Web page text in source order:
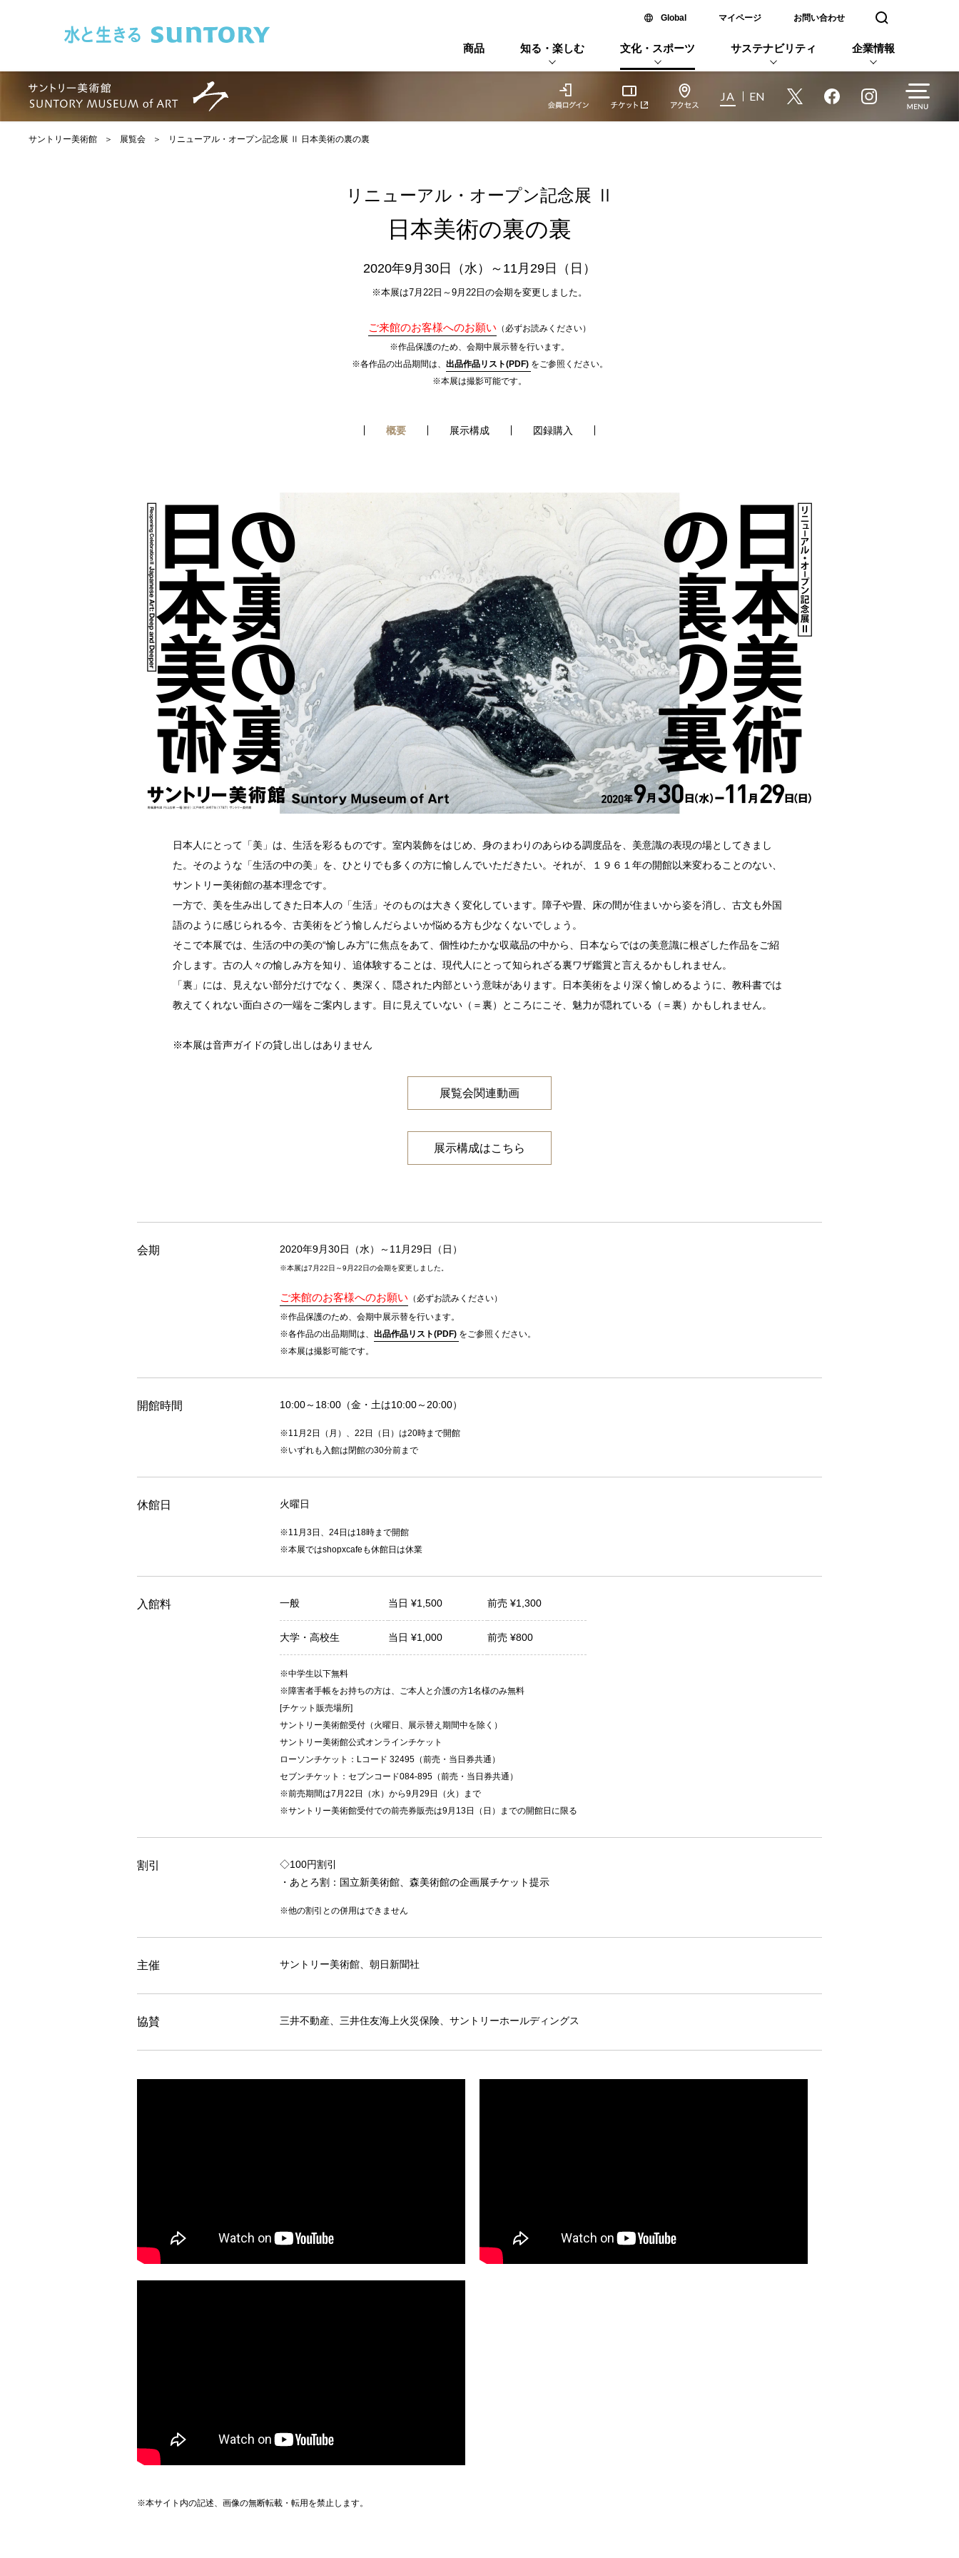
Global新しいウィンドウで開く
マイページ お問い合わせ 検索窓を開く
商品 知る・楽しむ 文化・スポーツ サステナビリティ 企業情報
JA EN
サントリー美術館 展覧会 リニューアル・オープン記念展 Ⅱ 日本美術の裏の裏
リニューアル・オープン記念展 Ⅱ
日本美術の裏の裏
2020年9月30日（水）～11月29日（日）
※本展は7月22日～9月22日の会期を変更しました。
ご来館のお客様へのお願い （必ずお読みください）
※作品保護のため、会期中展示替を行います。
※各作品の出品期間は、 出品作品リスト(PDF) をご参照ください。
※本展は撮影可能です。
概要 展示構成 図録購入
日本人にとって「美」は、生活を彩るものです。室内装飾をはじめ、身のまわりのあらゆる調度品を、美意識の表現の場としてきまし
た。そのような「生活の中の美」を、ひとりでも多くの方に愉しんでいただきたい。それが、１９６１年の開館以来変わることのない、
サントリー美術館の基本理念です。
一方で、美を生み出してきた日本人の「生活」そのものは大きく変化しています。障子や畳、床の間が住まいから姿を消し、古文も外国
語のように感じられる今、古美術をどう愉しんだらよいか悩める方も少なくないでしょう。
そこで本展では、生活の中の美の“愉しみ方”に焦点をあて、個性ゆたかな収蔵品の中から、日本ならではの美意識に根ざした作品をご紹
介します。古の人々の愉しみ方を知り、追体験することは、現代人にとって知られざる裏ワザ鑑賞と言えるかもしれません。
「裏」には、見えない部分だけでなく、奥深く、隠された内部という意味があります。日本美術をより深く愉しめるように、教科書では
教えてくれない面白さの一端をご案内します。目に見えていない（＝裏）ところにこそ、魅力が隠れている（＝裏）かもしれません。
※本展は⾳声ガイドの貸し出しはありません
展覧会関連動画
展示構成はこちら
会期 2020年9月30日（水）～11月29日（日）
※本展は7月22日～9月22日の会期を変更しました。
ご来館のお客様へのお願い （必ずお読みください）
※作品保護のため、会期中展示替を行います。
※各作品の出品期間は、 出品作品リスト(PDF) をご参照ください。
※本展は撮影可能です。
開館時間 10:00～18:00（金・土は10:00～20:00）
※11月2日（月）、22日（日）は20時まで開館
※いずれも入館は閉館の30分前まで
休館日 火曜日
※11月3日、24日は18時まで開館
※本展ではshopxcafeも休館日は休業
入館料 一般 当日 ¥1,500 前売 ¥1,300
大学・高校生 当日 ¥1,000 前売 ¥800
※中学生以下無料
※障害者手帳をお持ちの方は、ご本人と介護の方1名様のみ無料
[チケット販売場所]
サントリー美術館受付（火曜日、展示替え期間中を除く）
サントリー美術館公式オンラインチケット
ローソンチケット：Lコード 32495（前売・当日券共通）
セブンチケット：セブンコード084-895（前売・当日券共通）
※前売期間は7月22日（水）から9月29日（火）まで
※サントリー美術館受付での前売券販売は9月13日（日）までの開館日に限る
割引
◇100円割引
・あとろ割：国立新美術館、森美術館の企画展チケット提示
※他の割引との併用はできません
主催 サントリー美術館、朝日新聞社
協賛 三井不動産、三井住友海上火災保険、サントリーホールディングス
※本サイト内の記述、画像の無断転載・転用を禁止します。